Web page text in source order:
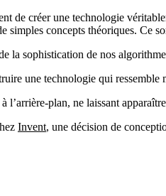
de créer une technologie
concepts théoriques. Ce
la sophistication de nos
une technologie qui ressemble
l’arrière-plan, ne laissant
Invent, une décision de